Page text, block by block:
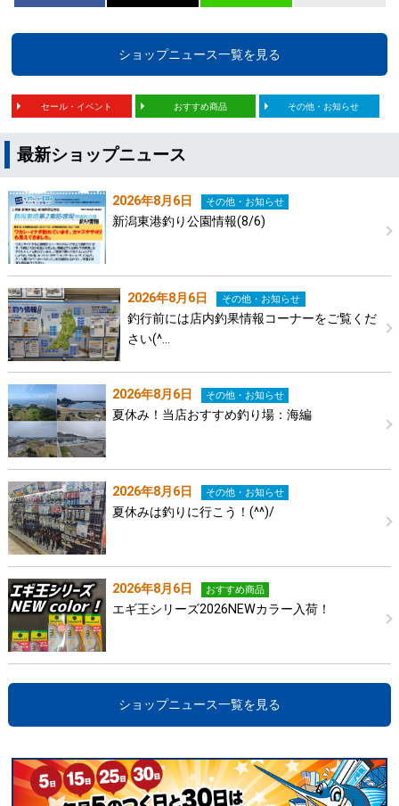
ショップニュース一覧を見る
セール・イベント おすすめ商品 その他・お知らせ
最新ショップニュース
2026年8月6日 その他・お知らせ
新潟東港釣り公園情報(8/6)
2026年8月6日 その他・お知らせ
釣行前には店内釣果情報コーナーをご覧くだ
さい(^…
2026年8月6日 その他・お知らせ
夏休み！当店おすすめ釣り場：海編
2026年8月6日 その他・お知らせ
夏休みは釣りに行こう！(^^)/
2026年8月6日 おすすめ商品
エギ王シリーズ2026NEWカラー入荷！
ショップニュース一覧を見る